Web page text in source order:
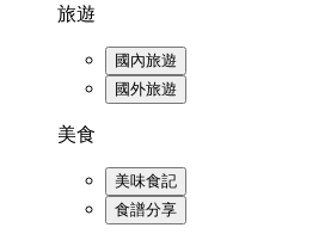
旅遊
國內旅遊
國外旅遊
美食
美味食記
食譜分享